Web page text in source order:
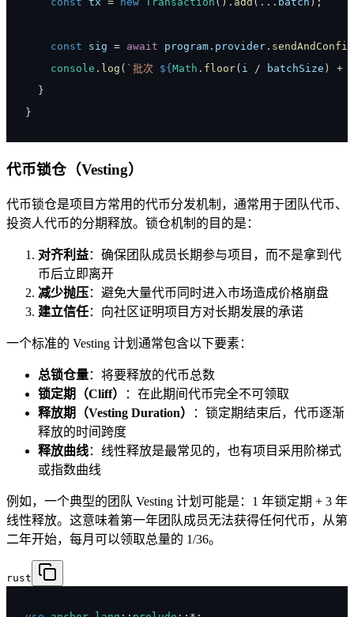
const sig = await program . provider .
console . log ( ` 批次 ${ Math . floor( i / batchSize ) +
}
}
代币锁仓（Vesting）
代币锁仓是项目方常用的代币分发机制，通常用于团队代币、
投资人代币的分期释放。锁仓机制的目的是：
对齐利益：确保团队成员长期参与项目，而不是拿到代
币后立即离开
减少抛压：避免大量代币同时进入市场造成价格崩盘
建立信任：向社区证明项目方对长期发展的承诺
一个标准的 Vesting 计划通常包含以下要素：
总锁仓量：将要释放的代币总数
锁定期（Cliff）
：在此期间代币完全不可领取
释放期（Vesting Duration）
：锁定期结束后，代币逐渐
释放的时间跨度
释放曲线：线性释放是最常见的，也有项目采用阶梯式
或指数曲线
例如，一个典型的团队 Vesting 计划可能是：1 年锁定期 + 3 年
线性释放。这意味着第一年团队成员无法获得任何代币，从第
二年开始，每月可以领取总量的 1/36。
rust